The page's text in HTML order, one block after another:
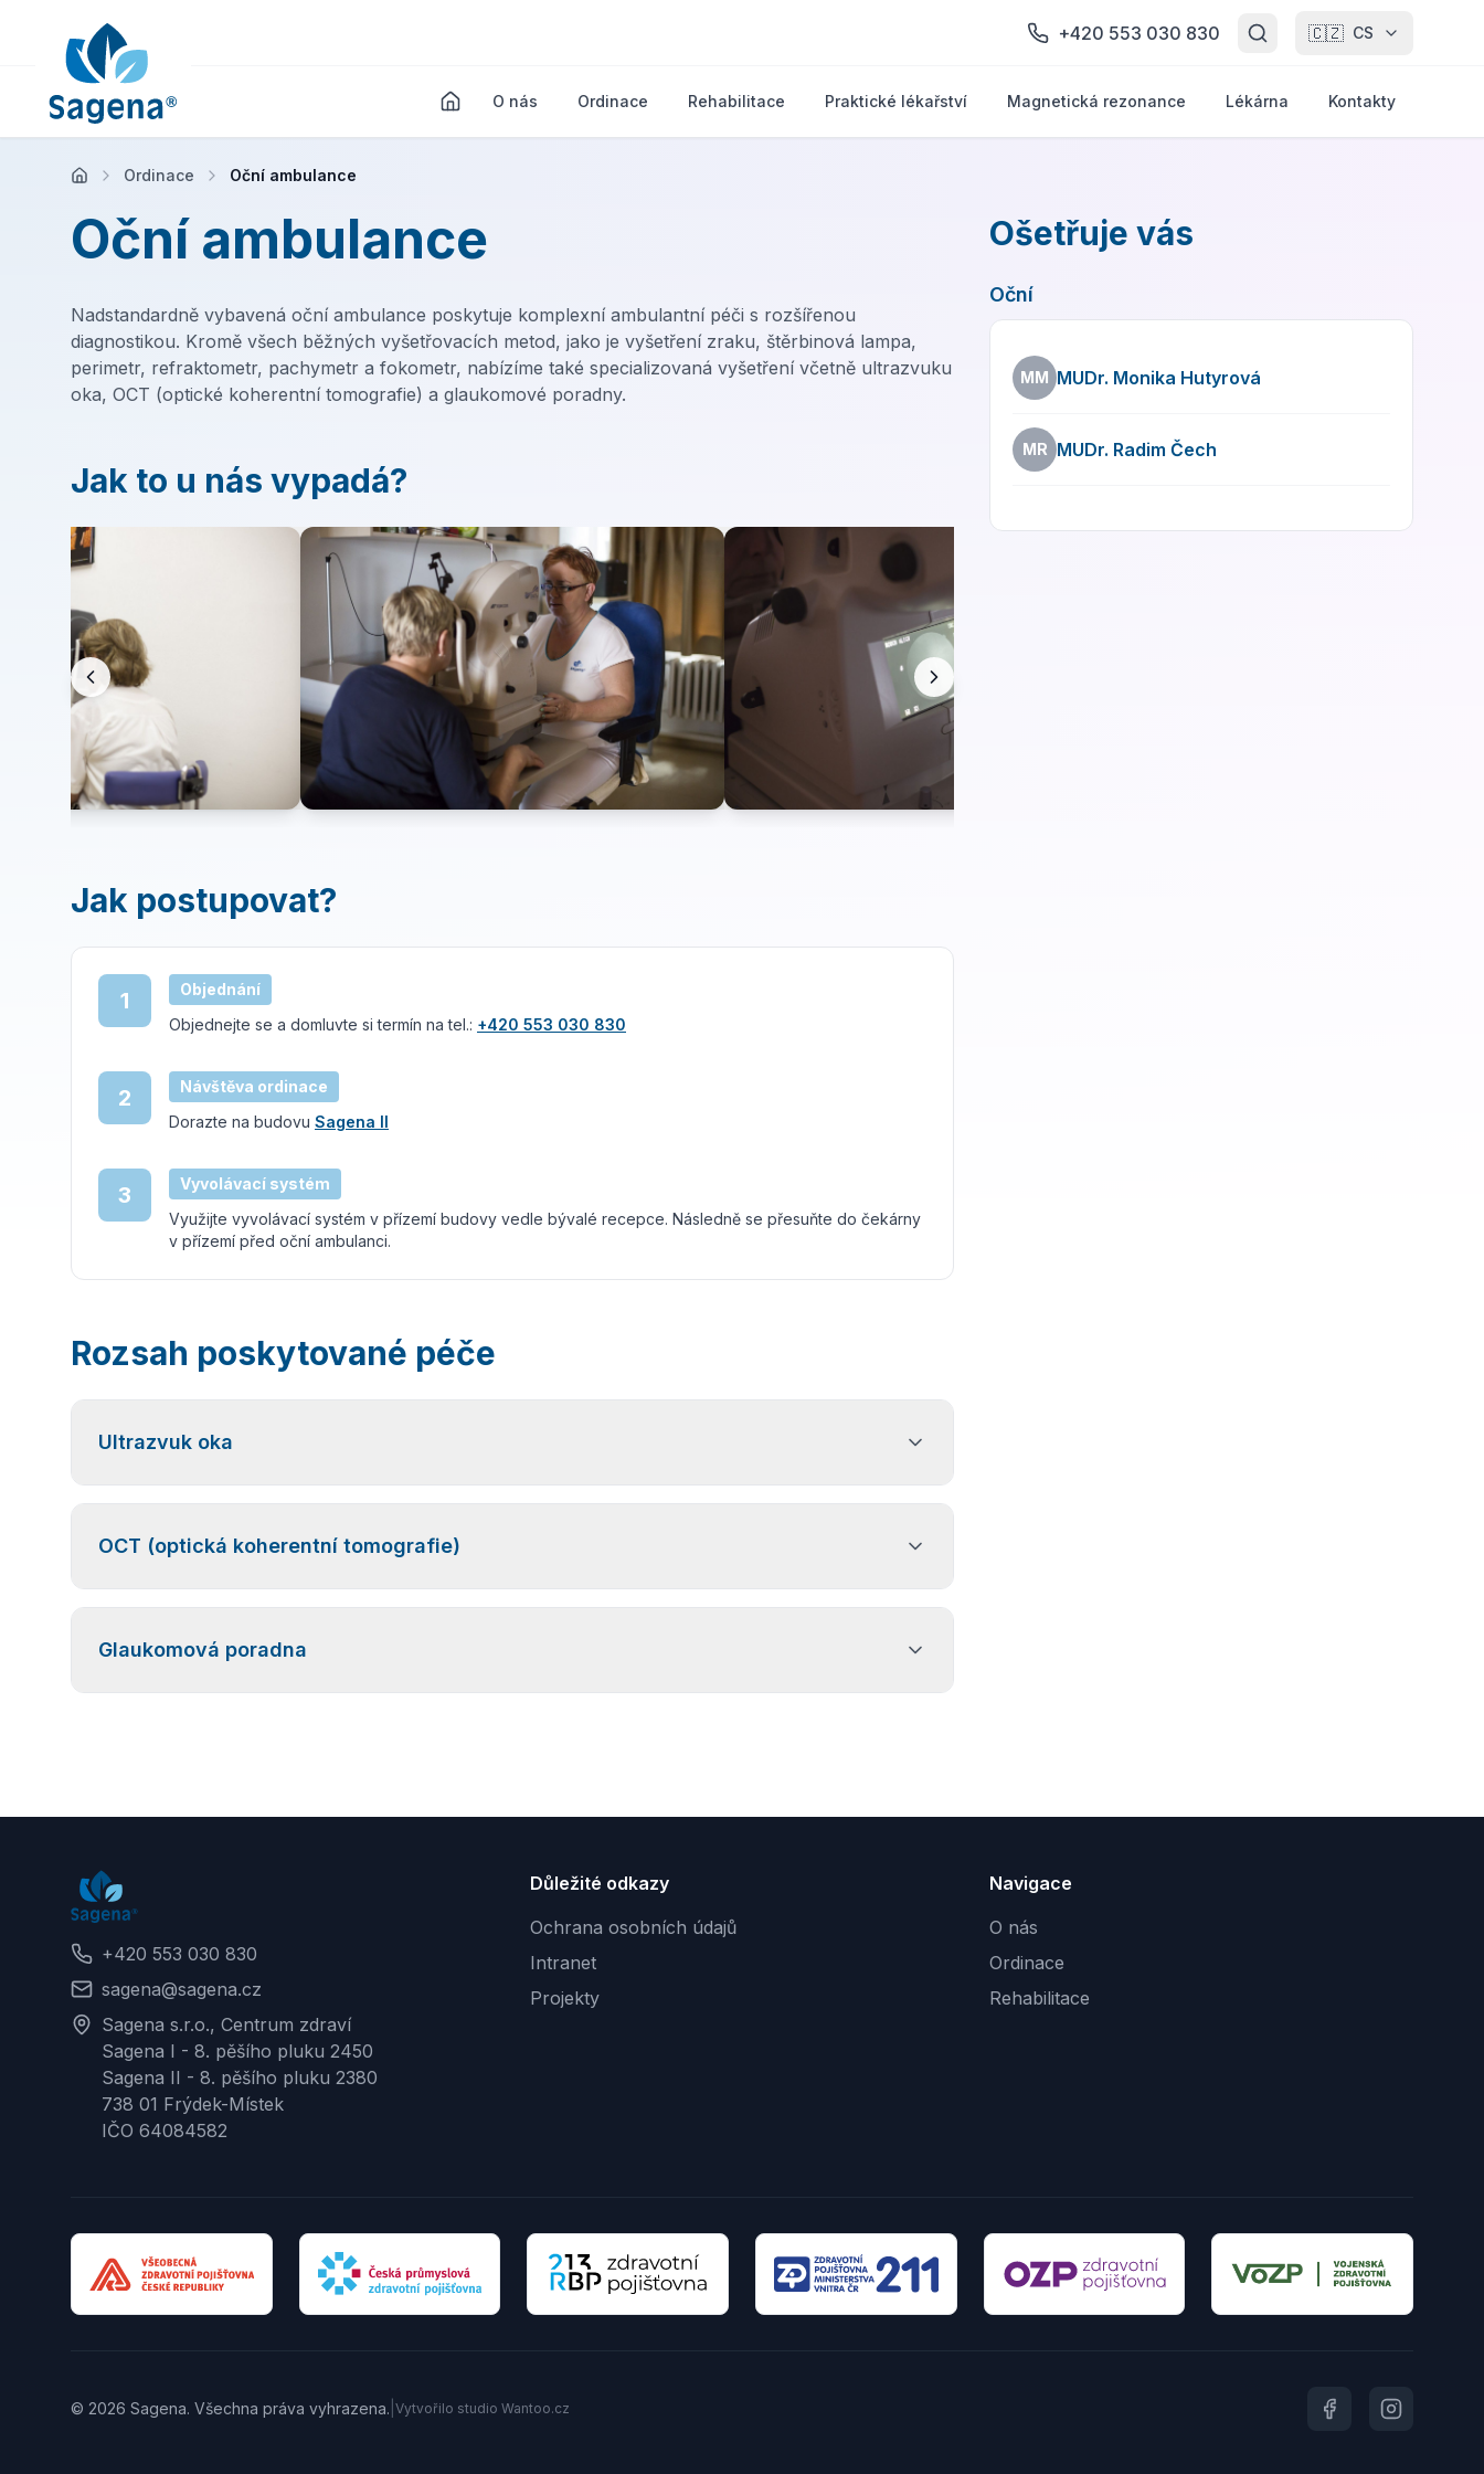
+420 553 030 830 🇨🇿 CS
O nás Ordinace Rehabilitace Praktické lékařství Magnetická rezonance Lékárna Kontakty
Ordinace Oční ambulance
Oční ambulance
Nadstandardně vybavená oční ambulance poskytuje komplexní ambulantní péči s rozšířenou
diagnostikou. Kromě všech běžných vyšetřovacích metod, jako je vyšetření zraku, štěrbinová lampa,
perimetr, refraktometr, pachymetr a fokometr, nabízíme také specializovaná vyšetření včetně ultrazvuku
oka, OCT (optické koherentní tomografie) a glaukomové poradny.
Jak to u nás vypadá?
Jak postupovat?
1
Objednání
Objednejte se a domluvte si termín na tel.: +420 553 030 830
2
Návštěva ordinace
Dorazte na budovu Sagena II
3
Vyvolávací systém
Využijte vyvolávací systém v přízemí budovy vedle bývalé recepce. Následně se přesuňte do čekárny
v přízemí před oční ambulanci.
Rozsah poskytované péče
Ultrazvuk oka
sklivce a nádory, která nelze spolehlivě vyšetřit běžnými optickými metodami.
OCT (optická koherentní tomografie)
sítnice. Vhodné i jako preventivní vyšetření, zejména po 50. roce věku. (Placené vyšetření)
Glaukomová poradna
Ošetřuje vás
Oční
MM MUDr. Monika Hutyrová
MR MUDr. Radim Čech
+420 553 030 830
sagena@sagena.cz
Sagena s.r.o., Centrum zdraví
Sagena I - 8. pěšího pluku 2450
Sagena II - 8. pěšího pluku 2380
738 01 Frýdek-Místek
IČO 64084582
Důležité odkazy
Ochrana osobních údajů
Intranet
Projekty
Navigace
O nás
Ordinace
Rehabilitace
© 2026 Sagena. Všechna práva vyhrazena. Vytvořilo studio Wantoo.cz